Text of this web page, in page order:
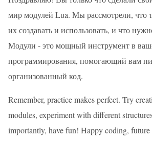
мир модулей Lua. Мы рассмотрели, что
их создавать и использовать, и что
Модули - это мощный инструмент в
программирования, помогающий вам
организованный код.
Remember, practice makes perfect. Try
modules, experiment with different
importantly, have fun! Happy coding, future